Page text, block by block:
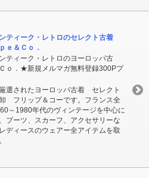
ティーク・レトロのセレクト古着
ｅ＆Ｃｏ．
ティーク・レトロのヨーロッパ古
ｏ．★新規メルマガ無料登録300Pプ
選されたヨーロッパ古着 セレクト
フリップ＆コーです。フランス全
～1980年代のヴィンテージを中心に
ブーツ、スカーフ、アクセサリーな
ディースのウェアー全アイテムを取